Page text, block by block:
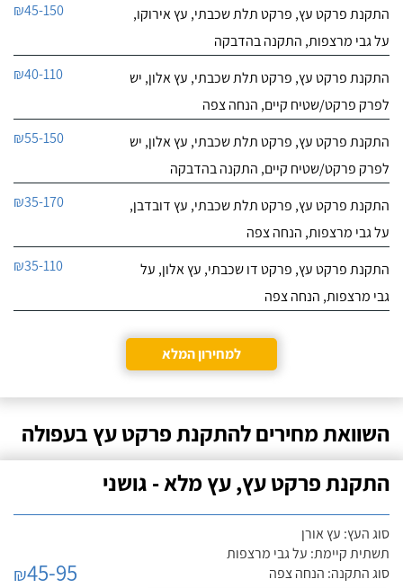
התקנת פרקט עץ, פרקט תלת שכבתי, עץ אירוקו,
על גבי מרצפות, התקנה בהדבקה
₪45-150
התקנת פרקט עץ, פרקט תלת שכבתי, עץ אלון, יש
לפרק פרקט/שטיח קיים, הנחה צפה
₪40-110
התקנת פרקט עץ, פרקט תלת שכבתי, עץ אלון, יש
לפרק פרקט/שטיח קיים, התקנה בהדבקה
₪55-150
התקנת פרקט עץ, פרקט תלת שכבתי, עץ דובדבן,
על גבי מרצפות, הנחה צפה
₪35-170
התקנת פרקט עץ, פרקט דו שכבתי, עץ אלון, על
גבי מרצפות, הנחה צפה
₪35-110
למחירון המלא
השוואת מחירים להתקנת פרקט עץ בעפולה
התקנת פרקט עץ, עץ מלא - גושני
סוג העץ: עץ אורן
תשתית קיימת: על גבי מרצפות
סוג התקנה: הנחה צפה
₪45-95